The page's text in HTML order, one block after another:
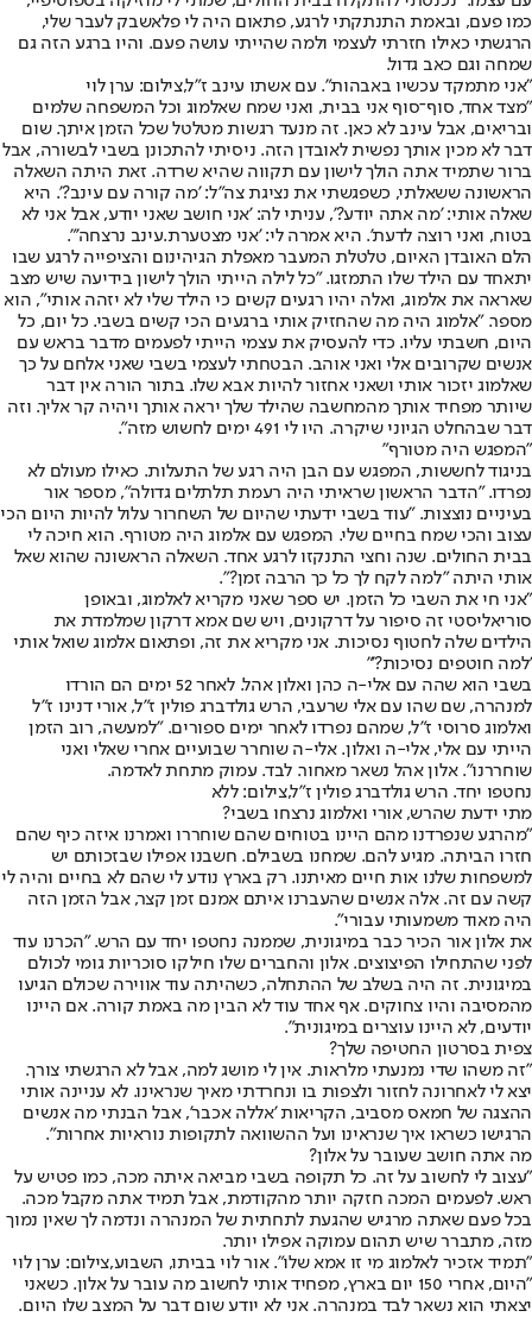
כמו פעם, ובאמת התנתקתי לרגע, פתאום היה לי פלאשבק לעבר שלי,
הרגשתי כאילו חזרתי לעצמי ולמה שהייתי עושה פעם. והיו ברגע הזה גם
שמחה וגם כאב גדול.
"אני מתמקד עכשיו באבהות". עם אשתו עינב ז"ל,צילום: ערן לוי
"מצד אחד, סוף־סוף אני בבית, ואני שמח שאלמוג וכל המשפחה שלמים
ובריאים, אבל עינב לא כאן. זה מנעד רגשות מטלטל שכל הזמן איתך. שום
דבר לא מכין אותך נפשית לאובדן הזה. ניסיתי להתכונן בשבי לבשורה, אבל
ברור שתמיד אתה הולך לישון עם תקווה שהיא שרדה. זאת היתה השאלה
הראשונה ששאלתי, כשפגשתי את נציגת צה"ל: 'מה קורה עם עינב?'. היא
שאלה אותי: 'מה אתה יודע?', עניתי לה: 'אני חושב שאני יודע, אבל אני לא
בטוח, ואני רוצה לדעת'. היא אמרה לי: 'אני מצטערת.עינב נרצחה'".
הלם האובדן האיום, טלטלת המעבר מאפלת הגיהינום והציפייה לרגע שבו
יתאחד עם הילד שלו התמזגו. "כל לילה הייתי הולך לישון בידיעה שיש מצב
שאראה את אלמוג, ואלה יהיו רגעים קשים כי הילד שלי לא יזהה אותי", הוא
מספר. "אלמוג היה מה שהחזיק אותי ברגעים הכי קשים בשבי. כל יום, כל
היום, חשבתי עליו. כדי להעסיק את עצמי הייתי לפעמים מדבר בראש עם
אנשים שקרובים אלי ואני אוהב. הבטחתי לעצמי בשבי שאני אלחם על כך
שאלמוג יזכור אותי ושאני אחזור להיות אבא שלו. בתור הורה אין דבר
שיותר מפחיד אותך מהמחשבה שהילד שלך יראה אותך ויהיה קר אליך. וזה
דבר שבהחלט הגיוני שיקרה. היו לי 491 ימים לחשוש מזה".
"המפגש היה מטורף"
בניגוד לחששות, המפגש עם הבן היה רגע של התעלות. כאילו מעולם לא
נפרדו. "הדבר הראשון שראיתי היה רעמת תלתלים גדולה", מספר אור
בעיניים נוצצות. "עוד בשבי ידעתי שהיום של השחרור עלול להיות היום הכי
עצוב והכי שמח בחיים שלי. המפגש עם אלמוג היה מטורף. הוא חיכה לי
בבית החולים. שנה וחצי התנקזו לרגע אחד. השאלה הראשונה שהוא שאל
אותי היתה "למה לקח לך כל כך הרבה זמן?".
"אני חי את השבי כל הזמן. יש ספר שאני מקריא לאלמוג, ובאופן
סוריאליסטי זה סיפור על דרקונים, ויש שם אמא דרקון שמלמדת את
הילדים שלה לחטוף נסיכות. אני מקריא את זה, ופתאום אלמוג שואל אותי
'למה חוטפים נסיכות?'"
בשבי הוא שהה עם אלי-ה כהן ואלון אהל. לאחר 52 ימים הם הורדו
למנהרה, שם שהו עם אלי שרעבי, הרש גולדברג פולין ז"ל, אורי דנינו ז"ל
ואלמוג סרוסי ז"ל, שמהם נפרדו לאחר ימים ספורים. "למעשה, רוב הזמן
הייתי עם אלי, אלי-ה ואלון. אלי-ה שוחרר שבועיים אחרי שאלי ואני
שוחררנו". אלון אהל נשאר מאחור. לבד. עמוק מתחת לאדמה.
נחטפו יחד. הרש גולדברג פולין ז"ל,צילום: ללא
מתי ידעת שהרש, אורי ואלמוג נרצחו בשבי?
"מהרגע שנפרדנו מהם היינו בטוחים שהם שוחררו ואמרנו איזה כיף שהם
חזרו הביתה. מגיע להם. שמחנו בשבילם. חשבנו אפילו שבזכותם יש
למשפחות שלנו אות חיים מאיתנו. רק בארץ נודע לי שהם לא בחיים והיה לי
קשה עם זה. אלה אנשים שהעברנו איתם אמנם זמן קצר, אבל הזמן הזה
היה מאוד משמעותי עבורי".
את אלון אור הכיר כבר במיגונית, שממנה נחטפו יחד עם הרש. "הכרנו עוד
לפני שהתחילו הפיצוצים. אלון והחברים שלו חילקו סוכריות גומי לכולם
במיגונית. זה היה בשלב של ההתחלה, כשהיתה עוד אווירה שכולם הגיעו
מהמסיבה והיו צחוקים. אף אחד עוד לא הבין מה באמת קורה. אם היינו
יודעים, לא היינו עוצרים במיגונית".
צפית בסרטון החטיפה שלך?
"זה משהו שדי נמנעתי מלראות. אין לי מושג למה, אבל לא הרגשתי צורך.
יצא לי לאחרונה לחזור ולצפות בו ונחרדתי מאיך שנראינו. לא עניינה אותי
ההצגה של חמאס מסביב, הקריאות 'אללה אכבר', אבל הבנתי מה אנשים
הרגישו כשראו איך שנראינו ועל ההשוואה לתקופות נוראיות אחרות".
מה אתה חושב שעובר על אלון?
"עצוב לי לחשוב על זה. כל תקופה בשבי מביאה איתה מכה, כמו פטיש על
ראש. לפעמים המכה חזקה יותר מהקודמת, אבל תמיד אתה מקבל מכה.
בכל פעם שאתה מרגיש שהגעת לתחתית של המנהרה ונדמה לך שאין נמוך
מזה, מתברר שיש תהום עמוקה אפילו יותר.
"תמיד אזכיר לאלמוג מי זו אמא שלו". אור לוי בביתו, השבוע,צילום: ערן לוי
"היום, אחרי 150 יום בארץ, מפחיד אותי לחשוב מה עובר על אלון. כשאני
יצאתי הוא נשאר לבד במנהרה. אני לא יודע שום דבר על המצב שלו היום.